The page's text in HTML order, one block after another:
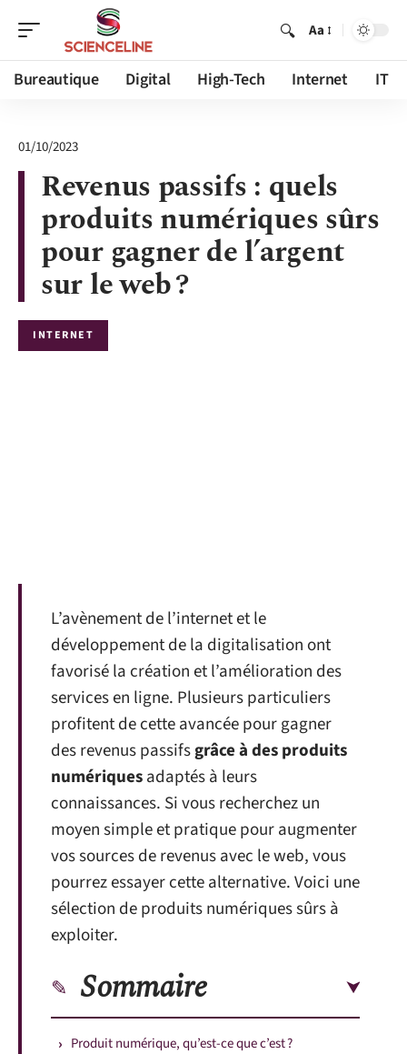
Aa
Bureautique Digital High-Tech Internet IT
01/10/2023
Revenus passifs : quels
produits numériques sûrs
pour gagner de l’argent
sur le web ?
INTERNET
L’avènement de l’internet et le
développement de la digitalisation ont
favorisé la création et l’amélioration des
services en ligne. Plusieurs particuliers
profitent de cette avancée pour gagner
des revenus passifsgrâce à des produits
numériquesadaptés à leurs
connaissances. Si vous recherchez un
moyen simple et pratique pour augmenter
vos sources de revenus avec le web, vous
pourrez essayer cette alternative. Voici une
sélection de produits numériques sûrs à
exploiter.
Sommaire
Produit numérique, qu’est-ce que c’est ?